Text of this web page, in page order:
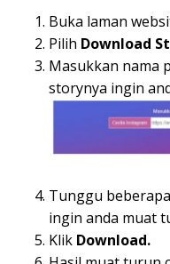
Buka laman
Pilih Download
Masukkan nama
storynya ingin
Tunggu
ingin anda muat
Klik Download.